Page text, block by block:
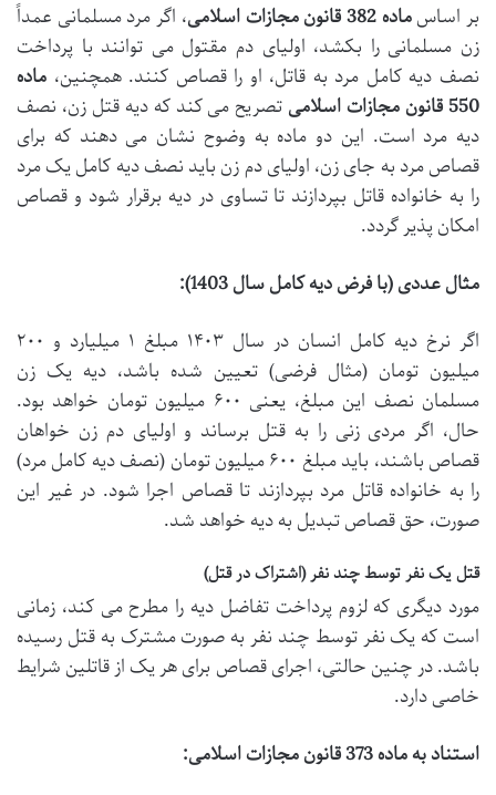
بر اساسماده 382 قانون مجازات اسلامی
، اگر مرد مسلمانی عمداً
زن مسلمانی را بکشد، اولیای دم مقتول می توانند با پرداخت
نصف دیه کامل مرد به قاتل، او را قصاص کنند. همچنین، ماده
550 قانون مجازات اسلامی
تصریح می کند که دیه قتل زن، نصف
دیه مرد است. این دو ماده به وضوح نشان می دهند که برای
قصاص مرد به جای زن، اولیای دم زن باید نصف دیه کامل یک مرد
را به خانواده قاتل بپردازند تا تساوی در دیه برقرار شود و قصاص
امکان پذیر گردد.
مثال عددی (با فرض دیه کامل سال 1403):
اگر نرخ دیه کامل انسان در سال ۱۴۰۳ مبلغ ۱ میلیارد و ۲۰۰
میلیون تومان (مثال فرضی) تعیین شده باشد، دیه یک زن
مسلمان نصف این مبلغ، یعنی ۶۰۰ میلیون تومان خواهد بود.
حال، اگر مردی زنی را به قتل برساند و اولیای دم زن خواهان
قصاص باشند، باید مبلغ ۶۰۰ میلیون تومان (نصف دیه کامل مرد)
را به خانواده قاتل مرد بپردازند تا قصاص اجرا شود. در غیر این
صورت، حق قصاص تبدیل به دیه خواهد شد.
قتل یک نفر توسط چند نفر (اشتراک در قتل)
مورد دیگری که لزوم پرداخت تفاضل دیه را مطرح می کند، زمانی
است که یک نفر توسط چند نفر به صورت مشترک به قتل رسیده
باشد. در چنین حالتی، اجرای قصاص برای هر یک از قاتلین شرایط
خاصی دارد.
استناد به ماده 373 قانون مجازات اسلامی: